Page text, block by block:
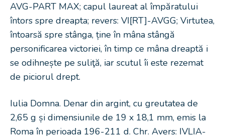
AVG-PART MAX; capul laureat al împăratului
întors spre dreapta; revers: VI[RT]-AVGG; Virtutea,
întoarsă spre stânga, ține în mâna stângă
personificarea victoriei, în timp ce mâna dreaptă i
se odihnește pe suliţă, iar scutul îi este rezemat
de piciorul drept.
Iulia Domna. Denar din argint, cu greutatea de
2,65 g și dimensiunile de 19 x 18,1 mm, emis la
Roma în perioada 196-211 d. Chr. Avers: IVLIA-